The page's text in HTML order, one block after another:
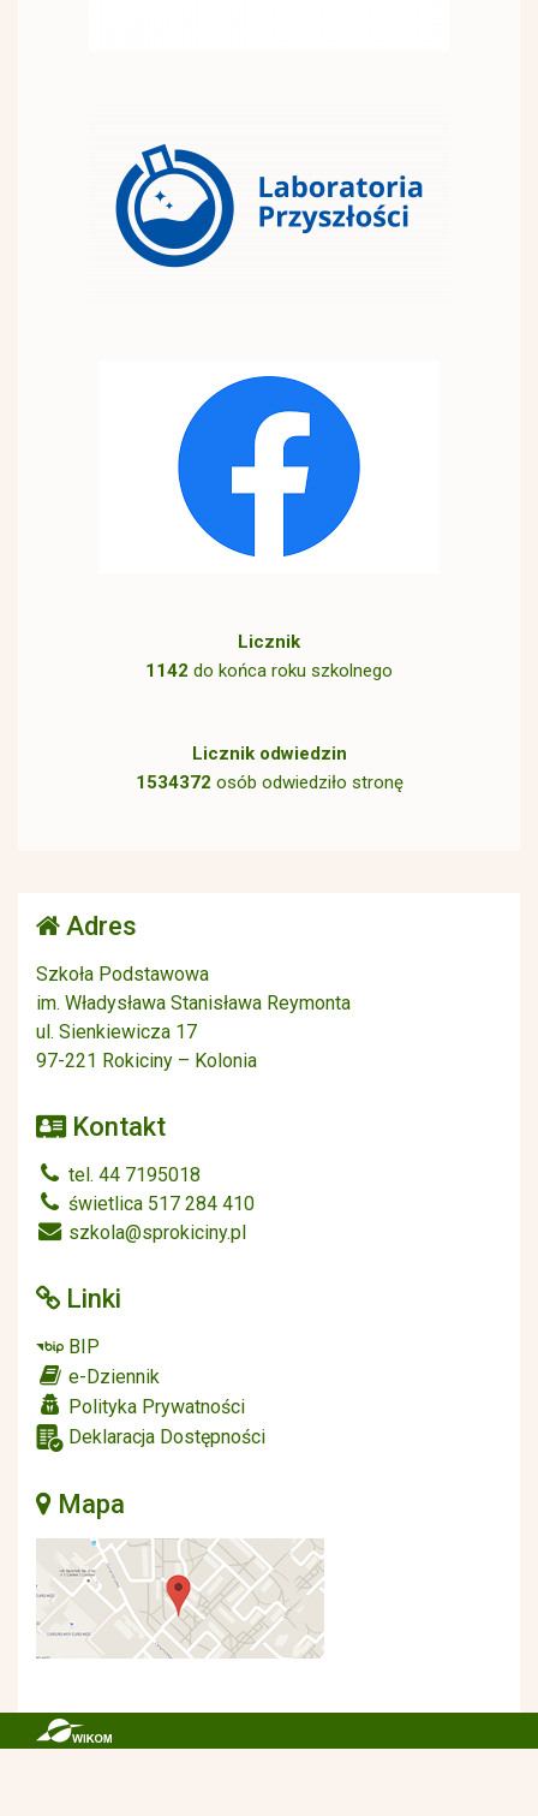
Licznik
1142 do końca roku szkolnego
Licznik odwiedzin
1534372 osób odwiedziło stronę
Adres
Szkoła Podstawowa
im. Władysława Stanisława Reymonta
ul. Sienkiewicza 17
97-221 Rokiciny – Kolonia
Kontakt
tel. 44 7195018
świetlica 517 284 410
szkola@sprokiciny.pl
Linki
BIP
e-Dziennik
Polityka Prywatności
Deklaracja Dostępności
Mapa